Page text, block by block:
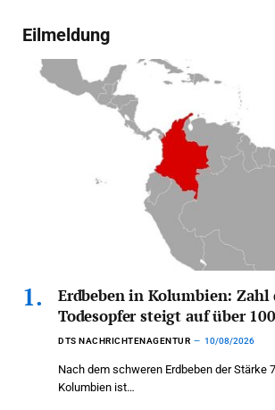
Eilmeldung
Erdbeben in Kolumbien: Zahl
Todesopfer steigt auf über 100
DTS NACHRICHTENAGENTUR 10/08/2026
Nach dem schweren Erdbeben der Stärke
Kolumbien ist…